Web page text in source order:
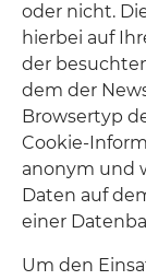
oder nicht.
hierbei auf
der
dem der
Browsertyp
Cookie-
anonym und
Daten auf
einer
Um den